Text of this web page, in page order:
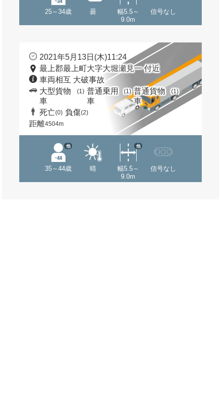
25～34歳 曇
幅5.5～
9.0m
信号なし
2021年5月13日(木)11:24
最上郡最上町大字大堀瀬見一 付近
車両相互 大破事故
大型貨物
車
(1) 普通乗用
車
(1) 普通貨物
車
(1)
死亡(0) 負傷(2)
距離4504m
35～44歳
他
晴
幅5.5～
9.0m
他
信号なし